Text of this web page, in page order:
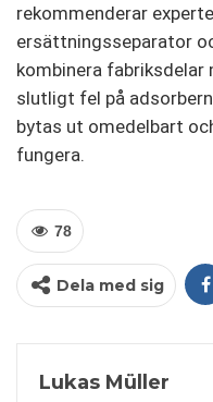
rekommenderar
ersättningsseparator
kombinera fabriksdelar
slutligt fel på
bytas ut omedelbart
fungera.
78
Dela med sig
Lukas Müller